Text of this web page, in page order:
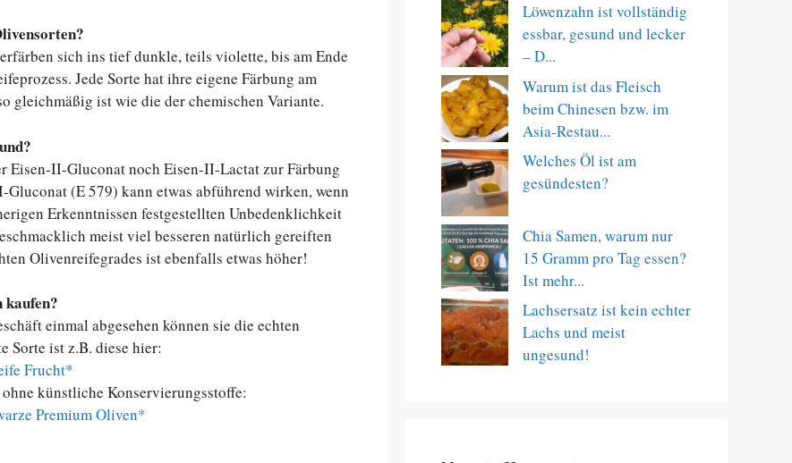
sich ins tief dunkle, teils violette, bis am Ende
Jede Sorte hat ihre eigene Färbung am
gleichmäßig ist wie die der chemischen Variante.
Eisen-II-Gluconat noch Eisen-II-Lactat zur Färbung
(E 579) kann etwas abführend wirken, wenn
Erkenntnissen festgestellten Unbedenklichkeit
meist viel besseren natürlich gereiften
Olivenreifegrades ist ebenfalls etwas höher!
einmal abgesehen können sie die echten
Sorte ist z.B. diese hier:
Frucht*
künstliche Konservierungsstoffe:
Premium Oliven*
Löwenzahn ist vollständig
essbar, gesund und lecker
– D...
Warum ist das Fleisch
beim Chinesen bzw. im
Asia-Restau...
Welches Öl ist am
gesündesten?
Chia Samen, warum nur
15 Gramm pro Tag essen?
Ist mehr...
Lachsersatz ist kein echter
Lachs und meist
ungesund!